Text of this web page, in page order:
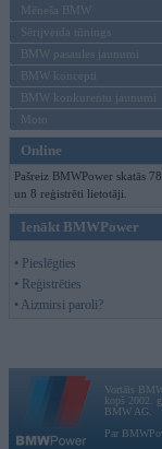
Mēneša BMW
Sērijveida tūnings
BMW pasaules jaunumi
BMW koncepti
BMW konkurentu jaunumi
Moto
Online
Pašreiz BMWPower skatās
un 8 reģistrēti lietotāji.
Ienākt BMWPower
• Pieslēgties
• Reģistrēties
• Aizmirsi paroli?
Vortāls
kopš 2002.
BMW AG.
Par